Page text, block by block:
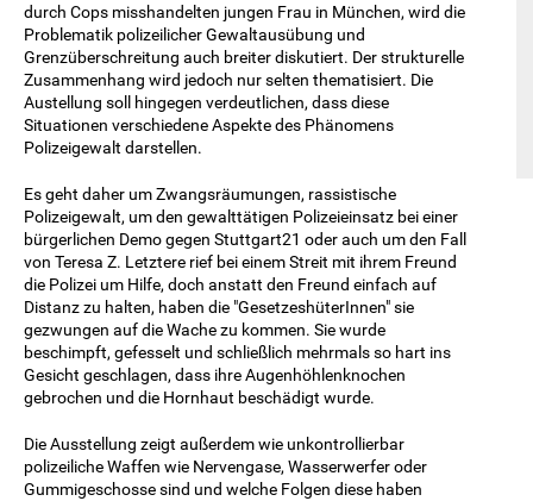
durch Cops misshandelten jungen Frau in München, wird die
Problematik polizeilicher Gewaltausübung und
Grenzüberschreitung auch breiter diskutiert. Der strukturelle
Zusammenhang wird jedoch nur selten thematisiert. Die
Austellung soll hingegen verdeutlichen, dass diese
Situationen verschiedene Aspekte des Phänomens
Polizeigewalt darstellen.
Es geht daher um Zwangsräumungen, rassistische
Polizeigewalt, um den gewalttätigen Polizeieinsatz bei einer
bürgerlichen Demo gegen Stuttgart21 oder auch um den Fall
von Teresa Z. Letztere rief bei einem Streit mit ihrem Freund
die Polizei um Hilfe, doch anstatt den Freund einfach auf
Distanz zu halten, haben die "GesetzeshüterInnen" sie
gezwungen auf die Wache zu kommen. Sie wurde
beschimpft, gefesselt und schließlich mehrmals so hart ins
Gesicht geschlagen, dass ihre Augenhöhlenknochen
gebrochen und die Hornhaut beschädigt wurde.
Die Ausstellung zeigt außerdem wie unkontrollierbar
polizeiliche Waffen wie Nervengase, Wasserwerfer oder
Gummigeschosse sind und welche Folgen diese haben